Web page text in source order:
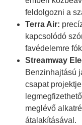
feldolgozni a
Terra Air:
kapcsolódó
favédelemre
Streamway
Benzinhajtású
csapat
meglévő
átalakításával.